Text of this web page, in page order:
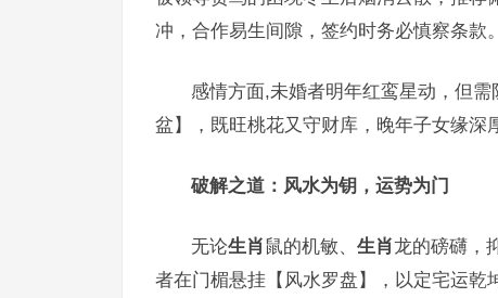
冲，合作易生间隙，签约时务必慎察条款。
感情方面,未婚者明年红鸾星动，但需
盆】，既旺桃花又守财库，晚年子女缘深
破解之道：风水为钥，运势为门
无论生肖鼠的机敏、 生肖龙的磅礴，
者在门楣悬挂【风水罗盘】，以定宅运乾